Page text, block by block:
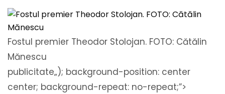
Fostul premier Theodor Stolojan. FOTO: Cătălin
Mănescu
publicitate„); background-position: center
center; background-repeat: no-repeat;”>